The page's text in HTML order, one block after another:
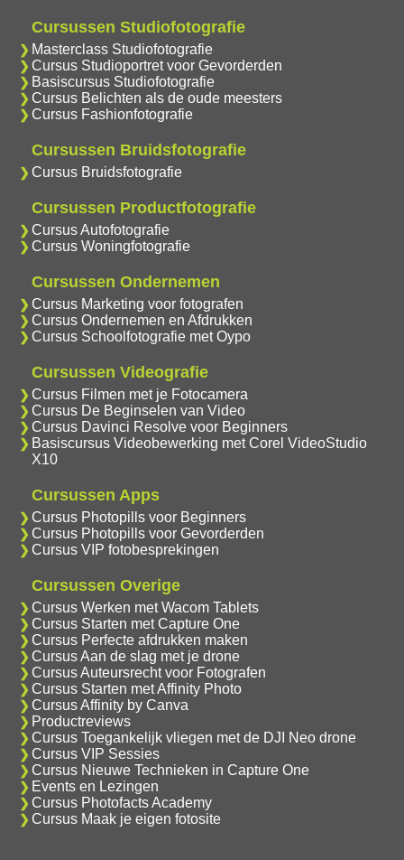
Cursussen Studiofotografie
Masterclass Studiofotografie
Cursus Studioportret voor Gevorderden
Basiscursus Studiofotografie
Cursus Belichten als de oude meesters
Cursus Fashionfotografie
Cursussen Bruidsfotografie
Cursus Bruidsfotografie
Cursussen Productfotografie
Cursus Autofotografie
Cursus Woningfotografie
Cursussen Ondernemen
Cursus Marketing voor fotografen
Cursus Ondernemen en Afdrukken
Cursus Schoolfotografie met Oypo
Cursussen Videografie
Cursus Filmen met je Fotocamera
Cursus De Beginselen van Video
Cursus Davinci Resolve voor Beginners
Basiscursus Videobewerking met Corel VideoStudio
X10
Cursussen Apps
Cursus Photopills voor Beginners
Cursus Photopills voor Gevorderden
Cursus VIP fotobesprekingen
Cursussen Overige
Cursus Werken met Wacom Tablets
Cursus Starten met Capture One
Cursus Perfecte afdrukken maken
Cursus Aan de slag met je drone
Cursus Auteursrecht voor Fotografen
Cursus Starten met Affinity Photo
Cursus Affinity by Canva
Productreviews
Cursus Toegankelijk vliegen met de DJI Neo drone
Cursus VIP Sessies
Cursus Nieuwe Technieken in Capture One
Events en Lezingen
Cursus Photofacts Academy
Cursus Maak je eigen fotosite